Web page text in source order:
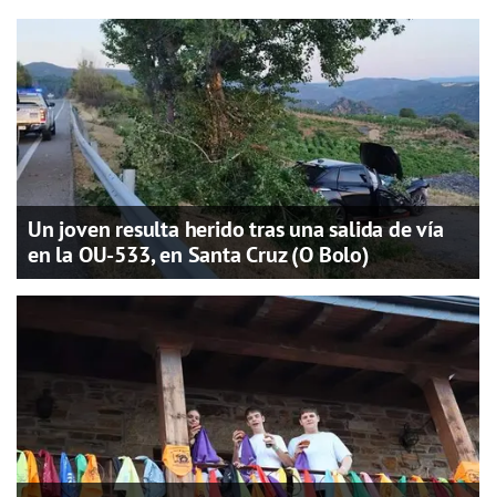
Un joven resulta herido tras una salida de vía
en la OU-533, en Santa Cruz (O Bolo)